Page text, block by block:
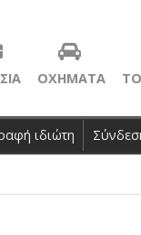
ΟΧΗΜΑΤΑ
ιδιώτη